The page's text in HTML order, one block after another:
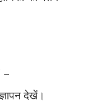
–
देखें।